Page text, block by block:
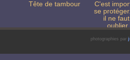
Tête de tambour
C'est
se
il ne
oublier
photographies par